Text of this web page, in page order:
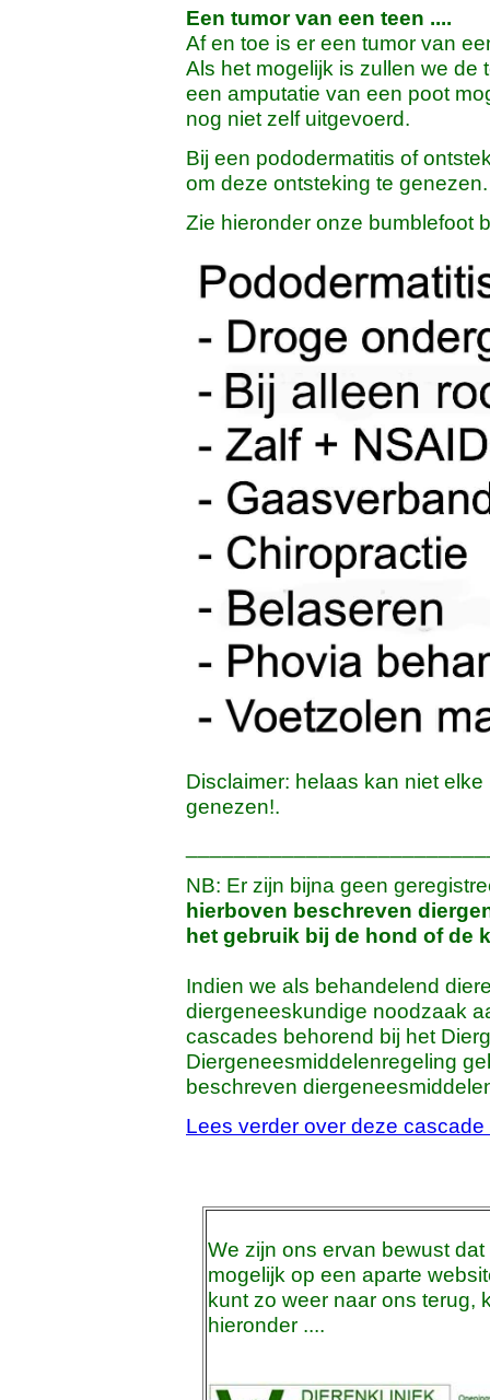
Een tumor van een teen ....
Af en toe is er een tumor van
Als het mogelijk is zullen we
een amputatie van een poot
nog niet zelf uitgevoerd.
Bij een pododermatitis of
om deze ontsteking te genezen.
Zie hieronder onze bumblefoot
Disclaimer: helaas kan niet
genezen!.
NB: Er zijn bijna geen
hierboven beschreven
het gebruik bij de hond of de
Indien we als behandelend
diergeneeskundige noodzaak
cascades behorend bij het
Diergeneesmiddelenregeling
beschreven
Lees verder over deze
We zijn ons ervan bewust
mogelijk op een aparte
kunt zo weer naar ons terug,
hieronder ....